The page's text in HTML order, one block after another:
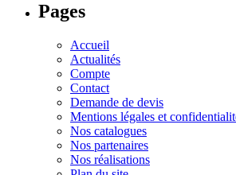
Pages
Accueil
Actualités
Compte
Contact
Demande de devis
Mentions légales et
Nos catalogues
Nos partenaires
Nos réalisations